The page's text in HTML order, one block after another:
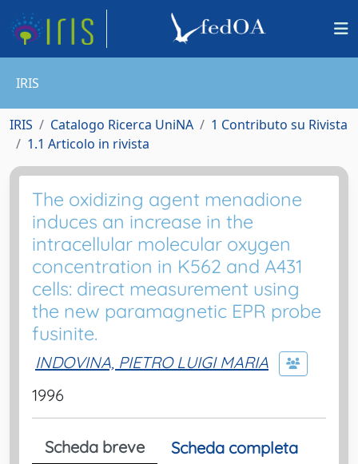
IRIS
IRIS Catalogo Ricerca UniNA
1 Contributo su Rivista
1.1 Articolo in rivista
The oxidizing agent menadione
induces an increase in the
intracellular molecular oxygen
concentration in K562 and A431
cells: direct measurement using
the new paramagnetic EPR probe
fusinite.
INDOVINA, PIETRO LUIGI MARIA
1996
Scheda breve
Scheda completa